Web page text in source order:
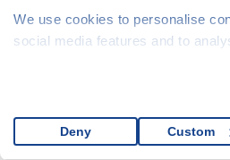
We use cookies to personalise
social media features and to
media, advertising and analytics
them or that they’ve collected
services.
Custom
Deny
Novinka 17. 3. 2026